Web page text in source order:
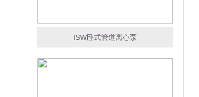
ISW卧式管道离心泵